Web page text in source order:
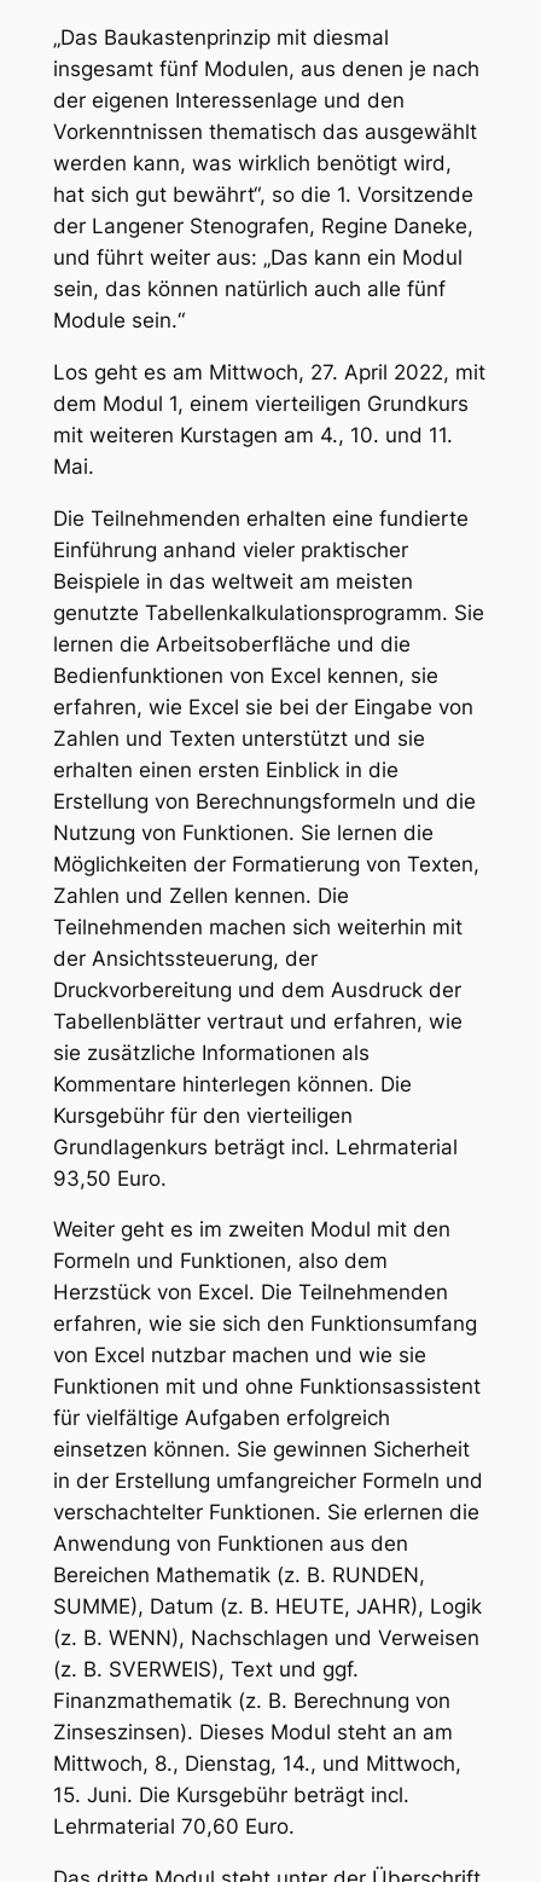
„Das Baukastenprinzip mit diesmal
insgesamt fünf Modulen, aus denen je nach
der eigenen Interessenlage und den
Vorkenntnissen thematisch das ausgewählt
werden kann, was wirklich benötigt wird,
hat sich gut bewährt“, so die 1. Vorsitzende
der Langener Stenografen, Regine Daneke,
und führt weiter aus: „Das kann ein Modul
sein, das können natürlich auch alle fünf
Module sein.“
Los geht es am Mittwoch, 27. April 2022, mit
dem Modul 1, einem vierteiligen Grundkurs
mit weiteren Kurstagen am 4., 10. und 11.
Mai.
Die Teilnehmenden erhalten eine fundierte
Einführung anhand vieler praktischer
Beispiele in das weltweit am meisten
genutzte Tabellenkalkulationsprogramm. Sie
lernen die Arbeitsoberfläche und die
Bedienfunktionen von Excel kennen, sie
erfahren, wie Excel sie bei der Eingabe von
Zahlen und Texten unterstützt und sie
erhalten einen ersten Einblick in die
Erstellung von Berechnungsformeln und die
Nutzung von Funktionen. Sie lernen die
Möglichkeiten der Formatierung von Texten,
Zahlen und Zellen kennen. Die
Teilnehmenden machen sich weiterhin mit
der Ansichtssteuerung, der
Druckvorbereitung und dem Ausdruck der
Tabellenblätter vertraut und erfahren, wie
sie zusätzliche Informationen als
Kommentare hinterlegen können. Die
Kursgebühr für den vierteiligen
Grundlagenkurs beträgt incl. Lehrmaterial
93,50 Euro.
Weiter geht es im zweiten Modul mit den
Formeln und Funktionen, also dem
Herzstück von Excel. Die Teilnehmenden
erfahren, wie sie sich den Funktionsumfang
von Excel nutzbar machen und wie sie
Funktionen mit und ohne Funktionsassistent
für vielfältige Aufgaben erfolgreich
einsetzen können. Sie gewinnen Sicherheit
in der Erstellung umfangreicher Formeln und
verschachtelter Funktionen. Sie erlernen die
Anwendung von Funktionen aus den
Bereichen Mathematik (z. B. RUNDEN,
SUMME), Datum (z. B. HEUTE, JAHR), Logik
(z. B. WENN), Nachschlagen und Verweisen
(z. B. SVERWEIS), Text und ggf.
Finanzmathematik (z. B. Berechnung von
Zinseszinsen). Dieses Modul steht an am
Mittwoch, 8., Dienstag, 14., und Mittwoch,
15. Juni. Die Kursgebühr beträgt incl.
Lehrmaterial 70,60 Euro.